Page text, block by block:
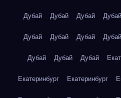
Дубай Дубай Дубай Дубай
Дубай Дубай Дубай Дубай
Дубай Дубай Дубай
Екатеринбург Екатеринбург